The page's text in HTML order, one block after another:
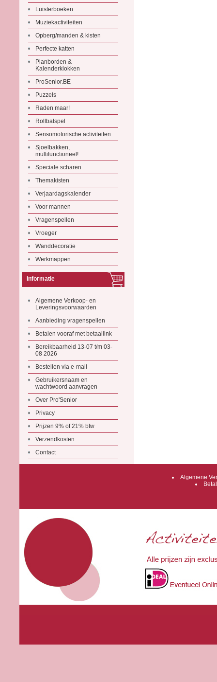
Luisterboeken
Muziekactiviteiten
Opberg/manden & kisten
Perfecte katten
Planborden &
Kalenderklokken
ProSenior.BE
Puzzels
Raden maar!
Rollbalspel
Sensomotorische activiteiten
Sjoelbakken,
multifunctioneel!
Speciale scharen
Themakisten
Verjaardagskalender
Voor mannen
Vragenspellen
Vroeger
Wanddecoratie
Werkmappen
Informatie
Algemene Verkoop- en
Leveringsvoorwaarden
Aanbieding vragenspellen
Betalen vooraf met betaallink
Bereikbaarheid 13-07 t/m 03-
08 2026
Bestellen via e-mail
Gebruikersnaam en
wachtwoord aanvragen
Over Pro'Senior
Privacy
Prijzen 9% of 21% btw
Verzendkosten
Contact
Algemene